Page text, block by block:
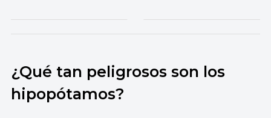
¿Qué tan peligrosos son los
hipopótamos?